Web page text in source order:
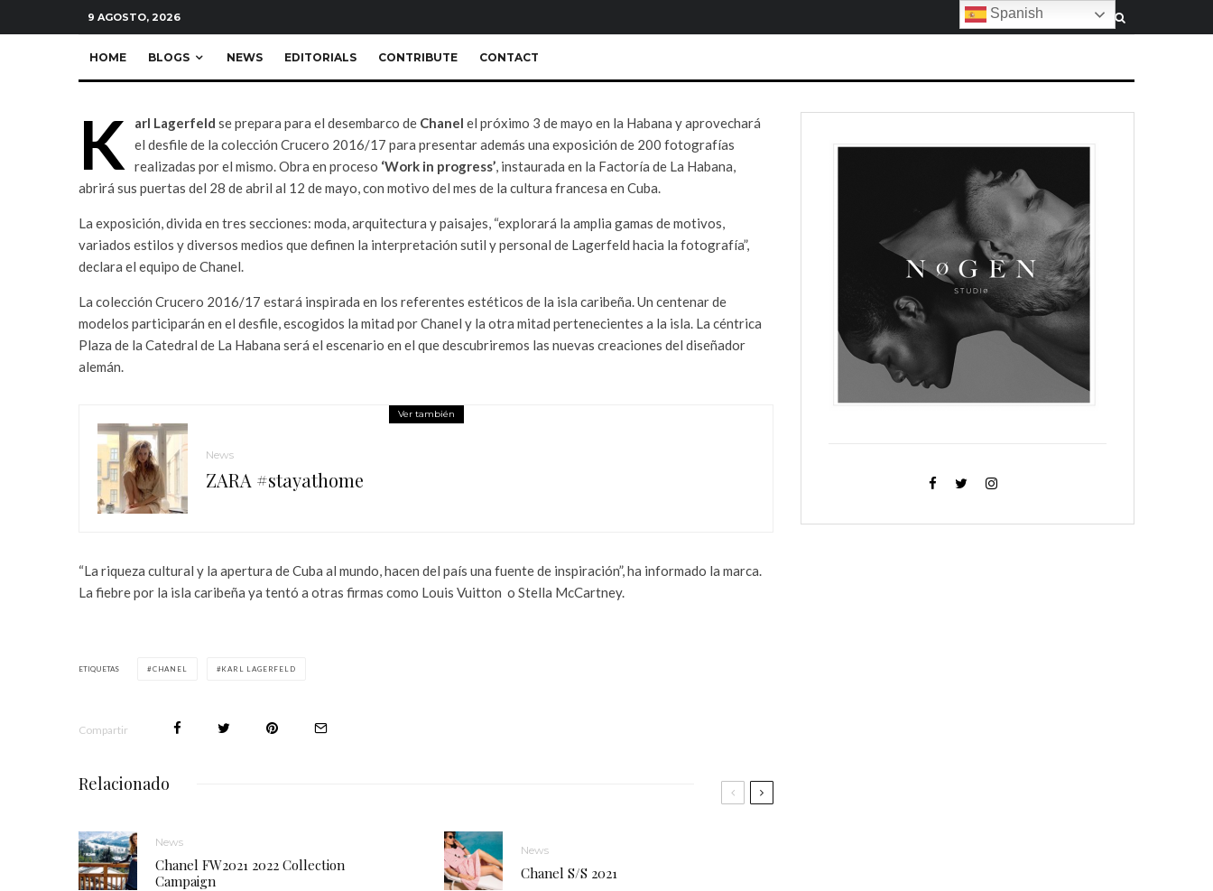
9 AGOSTO, 2026
HOME BLOGS NEWS EDITORIALS CONTRIBUTE CONTACT
K arl Lagerfeld se prepara para el desembarco de Chanel el próximo 3 de mayo en la Habana y aprovechará
el desfile de la colección Crucero 2016/17 para presentar además una exposición de 200 fotografías
realizadas por el mismo. Obra en proceso ‘Work in progress’, instaurada en la Factoría de La Habana,
abrirá sus puertas del 28 de abril al 12 de mayo, con motivo del mes de la cultura francesa en Cuba.
La exposición, divida en tres secciones: moda, arquitectura y paisajes, “explorará la amplia gamas de motivos,
variados estilos y diversos medios que definen la interpretación sutil y personal de Lagerfeld hacia la fotografía”,
declara el equipo de Chanel.
La colección Crucero 2016/17 estará inspirada en los referentes estéticos de la isla caribeña. Un centenar de
modelos participarán en el desfile, escogidos la mitad por Chanel y la otra mitad pertenecientes a la isla. La céntrica
Plaza de la Catedral de La Habana será el escenario en el que descubriremos las nuevas creaciones del diseñador
alemán.
Ver también
News
ZARA #stayathome
“La riqueza cultural y la apertura de Cuba al mundo, hacen del país una fuente de inspiración”, ha informado la marca.
La fiebre por la isla caribeña ya tentó a otras firmas como Louis Vuitton o Stella McCartney.
ETIQUETAS CHANEL KARL LAGERFELD
Compartir
Relacionado
News
Chanel FW2021 2022 Collection
Campaign
News
Chanel S/S 2021
Spanish